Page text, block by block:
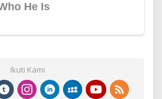
Ikuti Kami